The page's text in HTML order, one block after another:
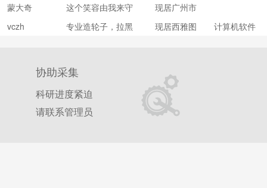
蒙大奇
这个笑容由我来守
护
现居广州市
vczh
专业造轮子，拉黑
现居西雅图
计算机软件
协助采集
科研进度紧迫
请联系管理员